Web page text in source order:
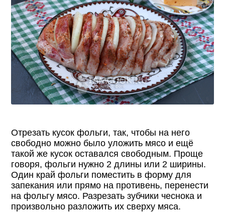
Отрезать кусок фольги, так, чтобы на него
свободно можно было уложить мясо и ещё
такой же кусок оставался свободным. Проще
говоря, фольги нужно 2 длины или 2 ширины.
Один край фольги поместить в форму для
запекания или прямо на противень, перенести
на фольгу мясо. Разрезать зубчики чеснока и
произвольно разложить их сверху мяса.